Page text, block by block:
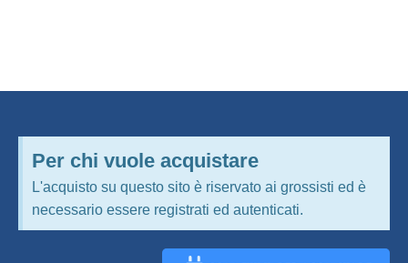
Per chi vuole acquistare
L'acquisto su questo sito è riservato ai grossisti ed è
necessario essere registrati ed autenticati.